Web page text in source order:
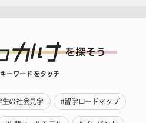
ーワード をタッチ
生の社会見学 #留学ロードマップ